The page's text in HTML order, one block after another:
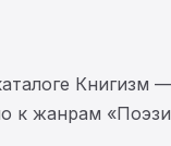
Книгизм
к жанрам